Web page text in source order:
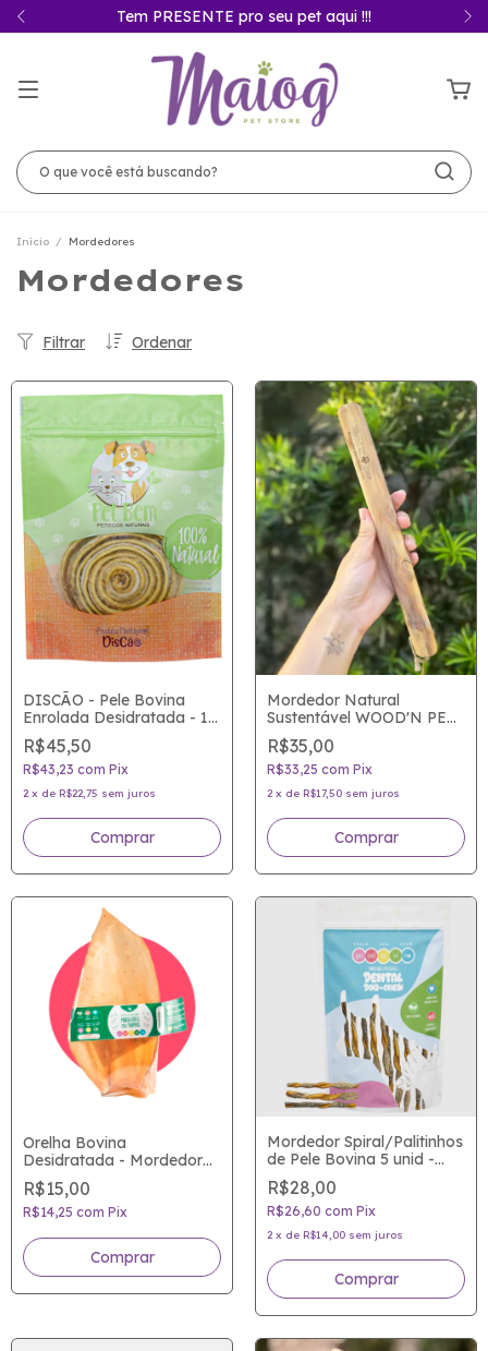
Tem PRESENTE pro seu pet aqui !!!
Início / Mordedores
Mordedores
Ordenar
Filtrar
DISCÃO - Pele Bovina
Enrolada Desidratada - 1
uni - Mordedor Natural
para Cães
R$45,50
R$43,23 com Pix
2 x de R$22,75 sem juros
Mordedor Natural
Sustentável WOOD'N PETS
- Madeira de Café - A
nova mania dos roedores
de plantão!
R$35,00
R$33,25 com Pix
2 x de R$17,50 sem juros
Comprar
Orelha Bovina
Desidratada - Mordedor
Good Lovin
R$15,00
R$14,25 com Pix
Mordedor Spiral/Palitinhos
de Pele Bovina 5 unid -
Zero aditivos, 100%
distração saudável!
R$28,00
R$26,60 com Pix
2 x de R$14,00 sem juros